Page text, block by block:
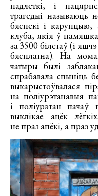
падлеткі, і
трагедыі называюць
бяспекі і карупцыю,
клуба, якія ў
за 3500 білетаў (і
бясплатна). На
чатыры былі
спрабавала спыніць
выкарыстоўвалася
на поліурэтанавыя
і поліурэтан пачаў
выклікае ацёк
не праз апёкі, а праз